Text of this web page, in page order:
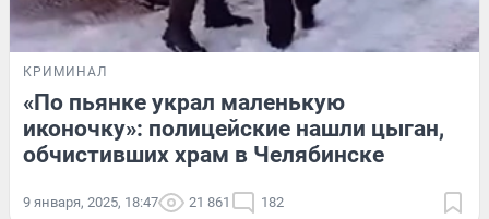
КРИМИНАЛ
«По пьянке украл маленькую
иконочку»: полицейские нашли цыган,
обчистивших храм в Челябинске
9 января, 2025, 18:47 21 861 182